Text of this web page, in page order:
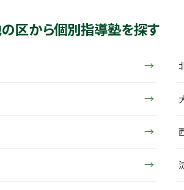
区から個別指導塾を探す